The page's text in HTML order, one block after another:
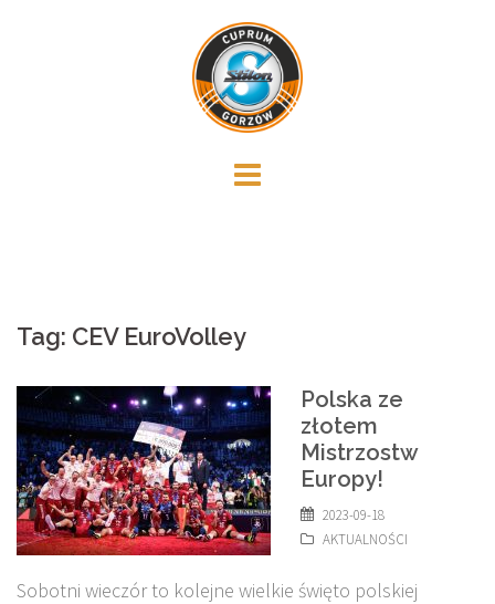
Tag: CEV EuroVolley
Polska ze
złotem
Mistrzostw
Europy!
2023-09-18
AKTUALNOŚCI
Sobotni wieczór to kolejne wielkie święto polskiej